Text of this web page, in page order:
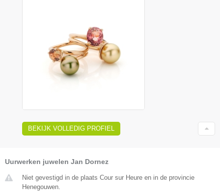
BEKIJK VOLLEDIG PROFIEL
Uurwerken juwelen Jan Dornez
Niet gevestigd in de plaats Cour sur Heure en in de provincie
Henegouwen.